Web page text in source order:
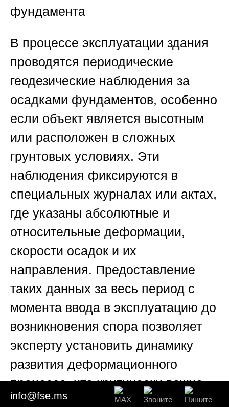
фундамента
В процессе эксплуатации здания
проводятся периодические
геодезические наблюдения за
осадками фундаментов, особенно
если объект является высотным
или расположен в сложных
грунтовых условиях. Эти
наблюдения фиксируются в
специальных журналах или актах,
где указаны абсолютные и
относительные деформации,
скорости осадок и их
направления. Предоставление
таких данных за весь период с
момента ввода в эксплуатацию до
возникновения спора позволяет
эксперту установить динамику
развития деформационного
процесса, что критически важно
при дифференцировании
info@fse.ms